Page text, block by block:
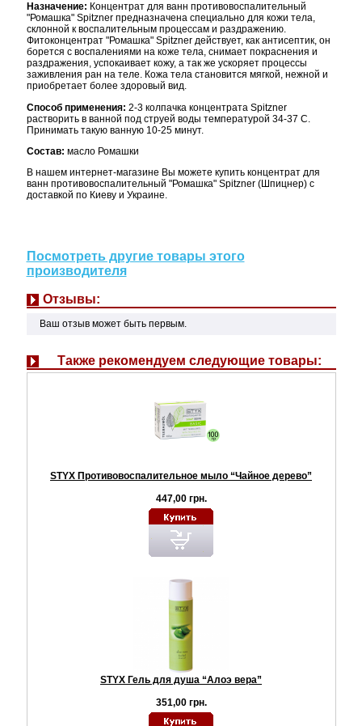
Назначение: Концентрат для ванн противовоспалительный
"Ромашка" Spitzner предназначена специально для кожи тела,
склонной к воспалительным процессам и раздражению.
Фитоконцентрат "Ромашка" Spitzner действует, как антисептик, он
борется с воспалениями на коже тела, снимает покраснения и
раздражения, успокаивает кожу, а так же ускоряет процессы
заживления ран на теле. Кожа тела становится мягкой, нежной и
приобретает более здоровый вид.
Способ применения: 2-3 колпачка концентрата Spitzner
растворить в ванной под струей воды температурой 34-37 C.
Принимать такую ванную 10-25 минут.
Состав: масло Ромашки
В нашем интернет-магазине Вы можете купить концентрат для
ванн противовоспалительный "Ромашка" Spitzner (Шпицнер) с
доставкой по Киеву и Украине.
Посмотреть другие товары этого
производителя
Отзывы:
Ваш отзыв может быть первым.
Также рекомендуем следующие товары:
STYX Противовоспалительное мыло “Чайное дерево”
447,00 грн.
STYX Гель для душа “Алоэ вера”
351,00 грн.